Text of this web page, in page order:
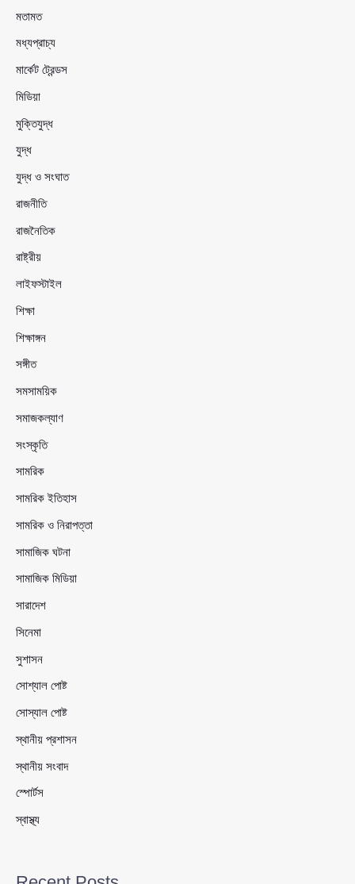
মতামত
মধ্যপ্রাচ্য
মার্কেট ট্রেন্ডস
মিডিয়া
মুক্তিযুদ্ধ
যুদ্ধ
যুদ্ধ ও সংঘাত
রাজনীতি
রাজনৈতিক
রাষ্ট্রীয়
লাইফস্টাইল
শিক্ষা
শিক্ষাঙ্গন
সঙ্গীত
সমসাময়িক
সমাজকল্যাণ
সংস্কৃতি
সামরিক
সামরিক ইতিহাস
সামরিক ও নিরাপত্তা
সামাজিক ঘটনা
সামাজিক মিডিয়া
সারাদেশ
সিনেমা
সুশাসন
সোশ্যাল পোষ্ট
সোস্যাল পোষ্ট
স্থানীয় প্রশাসন
স্থানীয় সংবাদ
স্পোর্টস
স্বাস্থ্য